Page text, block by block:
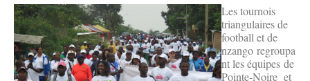
Les tournois
triangulaires de
football et de
nzango regroupa
nt les équipes de
Pointe-Noire et